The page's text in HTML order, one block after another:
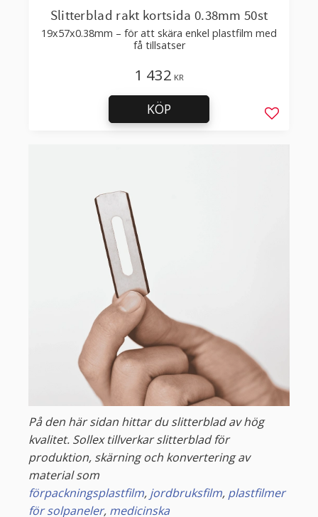
Slitterblad rakt kortsida 0.38mm 50st
19x57x0.38mm – för att skära enkel plastfilm med
få tillsatser
1 432 KR
Lägg till
KÖP
På den här sidan hittar du slitterblad av hög
kvalitet. Sollex tillverkar slitterblad för
produktion, skärning och konvertering av
material som
förpackningsplastfilm, jordbruksfilm, plastfilmer
för solpaneler, medicinska